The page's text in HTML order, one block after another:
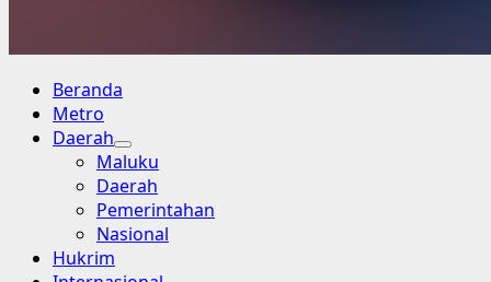
Primary
Menu
Beranda
Metro
Daerah
Maluku
Daerah
Pemerintahan
Nasional
Hukrim